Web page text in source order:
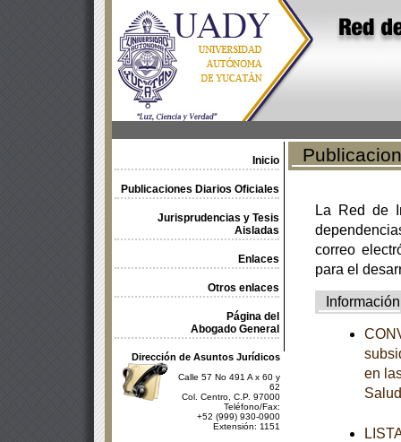
Inicio
Publicaciones Diarios Oficiales
Jurisprudencias y Tesis
Aisladas
Enlaces
Otros enlaces
Página del
Abogado General
Dirección de Asuntos Jurídicos
Calle 57 No 491 A x 60 y
62
Col. Centro, C.P. 97000
Teléfono/Fax:
+52 (999) 930-0900
Extensión: 1151
La Red de
correo
para el
Información
en